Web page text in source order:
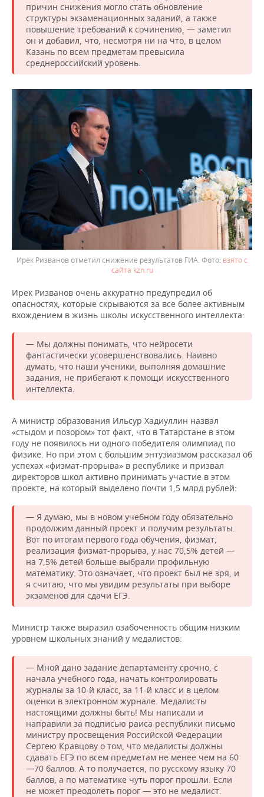
причин снижения могло стать обновление
структуры экзаменационных заданий, а также
повышение требований к сочинению, — заметил
он и добавил, что, несмотря ни на что, в целом
Казань по всем предметам превысила
среднероссийский уровень.
Ирек Ризванов отметил снижение результатов ГИА.
взято с
сайта kzn.ru
Ирек Ризванов очень аккуратно предупредил об
опасностях, которые скрываются за все более активным
вхождением в жизнь школы искусственного интеллекта:
— Мы должны понимать, что нейросети
фантастически усовершенствовались. Наивно
думать, что наши ученики, выполняя домашние
задания, не прибегают к помощи искусственного
интеллекта.
А министр образования Ильсур Хадиуллин назвал
«стыдом и позором» тот факт, что в Татарстане в этом
году не появилось ни одного победителя олимпиад по
физике. Но при этом с большим энтузиазмом рассказал об
успехах «физмат-прорыва» в республике и призвал
директоров школ активно принимать участие в этом
проекте, на который выделено почти 1,5 млрд рублей:
— Я думаю, мы в новом учебном году обязательно
продолжим данный проект и получим результаты.
Вот по итогам первого года обучения, физмат,
реализация физмат-прорыва, у нас 70,5% детей —
на 7,5% детей больше выбрали профильную
математику. Это означает, что проект был не зря, и
я считаю, что мы увидим результаты при выборе
экзаменов для сдачи ЕГЭ.
Министр также выразил озабоченность общим низким
уровнем школьных знаний у медалистов:
— Мной дано задание департаменту срочно, с
начала учебного года, начать контролировать
журналы за 10-й класс, за 11-й класс и в целом
оценки в электронном журнале. Медалисты
настоящими должны быть! Мы написали и
направили за подписью раиса республики письмо
министру просвещения Российской Федерации
Сергею Кравцову о том, что медалисты должны
сдавать ЕГЭ по всем предметам не менее чем на 60
—70 баллов. А то получается, по русскому языку 70
баллов, а по математике чуть порог прошли. Если
не может преодолеть порог — это не медалист.